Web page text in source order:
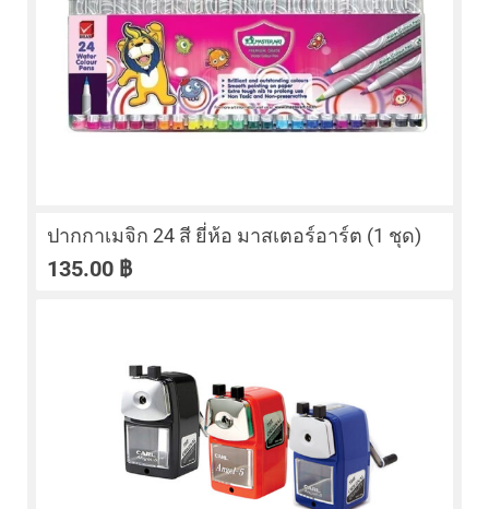
ปากกาเมจิก 24 สี ยี่ห้อ มาสเตอร์อาร์ต (1 ชุด)
135.00 ฿